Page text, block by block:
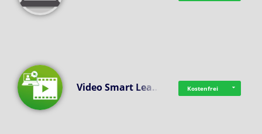
Video Smart Lea… Kostenfrei